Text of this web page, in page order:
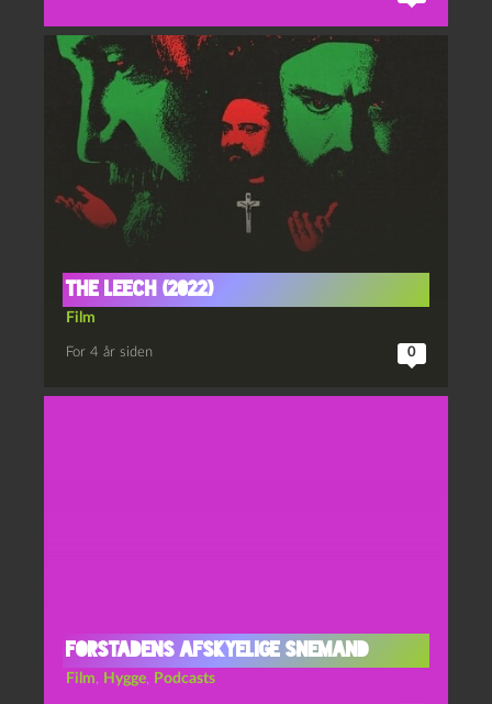
The leech (2022)
Film
For 4 år siden 0
Forstadens Afskyelige Snemand
Film Hygge Podcasts